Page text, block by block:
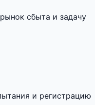
сбыта и задачу
и регистрацию